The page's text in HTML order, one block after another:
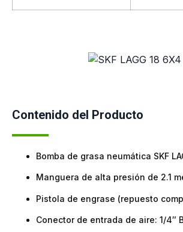
Contenido del Producto
Bomba de grasa neumática SKF
Manguera de alta presión de 2.1
Pistola de engrase (repuesto
Conector de entrada de aire: 1/4″